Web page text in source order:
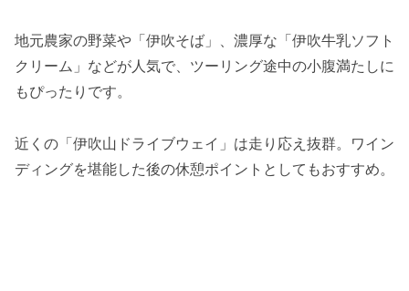
地元農家の野菜や「伊吹そば」、濃厚な「伊吹牛乳ソフト
クリーム」などが人気で、ツーリング途中の小腹満たしに
もぴったりです。
近くの「伊吹山ドライブウェイ」は走り応え抜群。ワイン
ディングを堪能した後の休憩ポイントとしてもおすすめ。